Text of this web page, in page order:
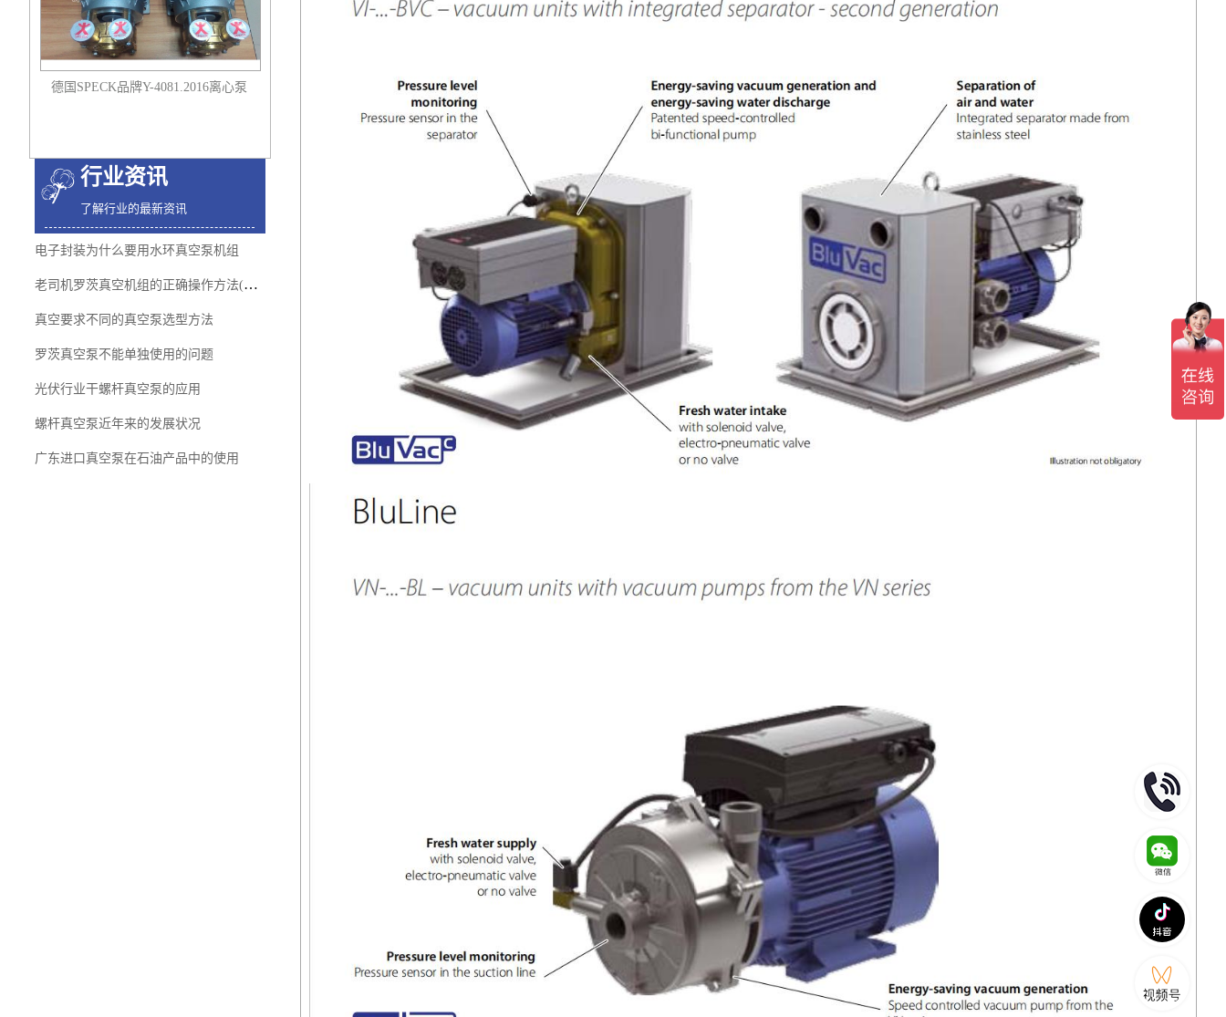
德国SPECK品牌Y-4081.2016离心泵
行业资讯
了解行业的最新资讯
电子封装为什么要用水环真空泵机组
老司机罗茨真空机组的正确操作方法(珍藏版)
真空要求不同的真空泵选型方法
罗茨真空泵不能单独使用的问题
光伏行业干螺杆真空泵的应用
螺杆真空泵近年来的发展状况
广东进口真空泵在石油产品中的使用